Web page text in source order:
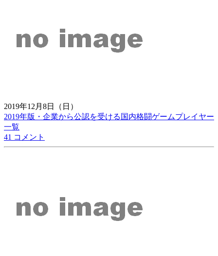
2019年12月8日（日）
2019年版・企業から公認を受ける国内格闘ゲームプレイヤー
一覧
41 コメント